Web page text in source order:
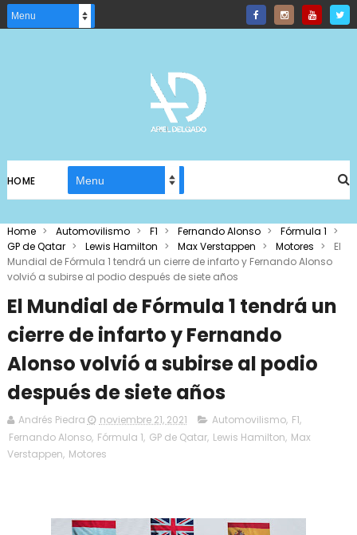
HOME
Home > Automovilismo > F1 > Fernando Alonso > Fórmula 1 >
GP de Qatar > Lewis Hamilton > Max Verstappen > Motores >
El
Mundial de Fórmula 1 tendrá un cierre de infarto y Fernando Alonso
volvió a subirse al podio después de siete años
El Mundial de Fórmula 1 tendrá un
cierre de infarto y Fernando
Alonso volvió a subirse al podio
después de siete años
Andrés Piedra noviembre 21, 2021 Automovilismo, F1,
Fernando Alonso, Fórmula 1, GP de Qatar, Lewis Hamilton, Max
Verstappen, Motores